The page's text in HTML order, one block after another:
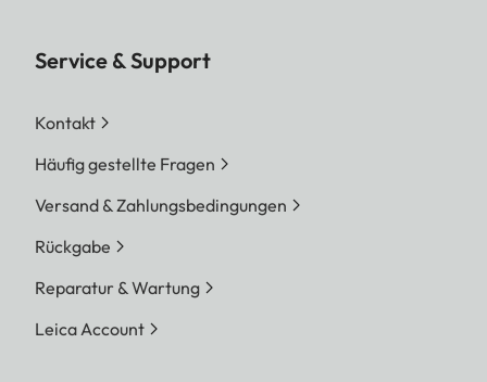
Service & Support
Kontakt
Häufig gestellte Fragen
Versand & Zahlungsbedingungen
Rückgabe
Reparatur & Wartung
Leica Account